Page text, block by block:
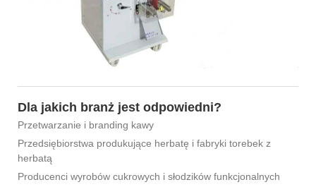
Dla jakich branż jest odpowiedni?
Przetwarzanie i branding kawy
Przedsiębiorstwa produkujące herbatę i fabryki torebek z
herbatą
Producenci wyrobów cukrowych i słodzików funkcjonalnych